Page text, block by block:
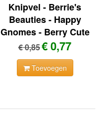
Knipvel - Berrie's
Beauties - Happy
Gnomes - Berry Cute
€ 0,85€ 0,77
Toevoegen